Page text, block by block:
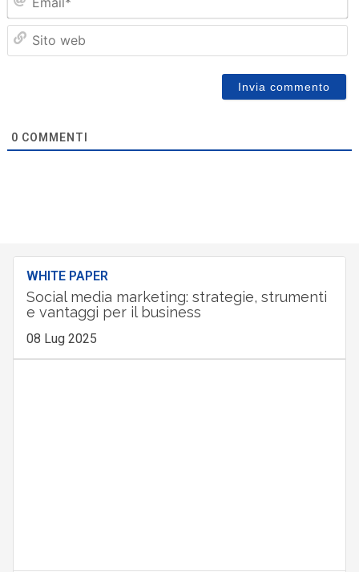
0 COMMENTI
WHITE PAPER
Social media marketing: strategie, strumenti
e vantaggi per il business
08 Lug 2025